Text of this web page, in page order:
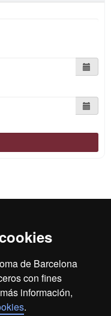
de Barcelona
con fines
información,
.
HR
de privacidad
la web